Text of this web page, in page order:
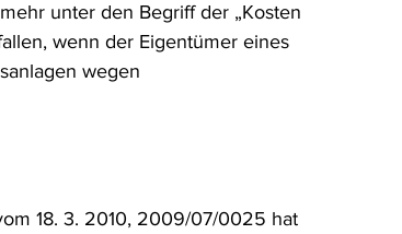
unter den Begriff der „Kosten
wenn der Eigentümer eines
wegen
18. 3. 2010, 2009/07/0025 hat